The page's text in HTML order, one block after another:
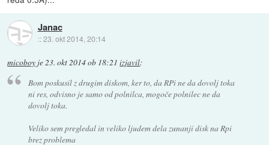
Janac
::23. okt 2014, 20:14
micoboy je23. okt 2014 ob 18:21 izjavil:
Bom poskusil z drugim diskom, ker to, da RPi ne da dovolj toka
ni res, odvisno je samo od polnilca, mogoče polnilec ne da
dovolj toka.
Veliko sem pregledal in veliko ljudem dela zunanji disk na Rpi
brez problema